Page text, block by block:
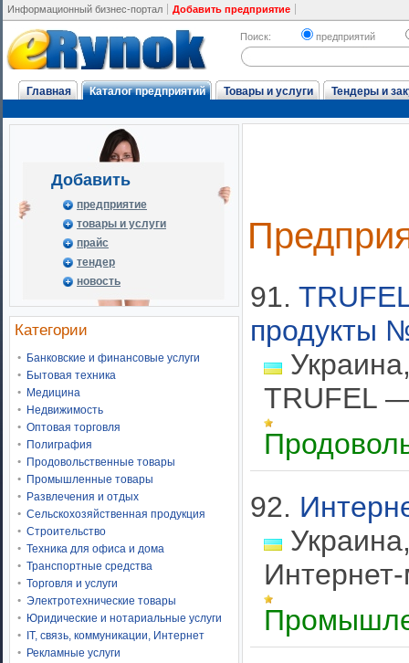
Информационный бизнес-портал Добавить предприятие
Поиск: предприятий
Главная Каталог предприятий Товары и услуги Тендеры и
Добавить
предприятие
товары и услуги
прайс
тендер
новость
Категории
Банковские и финансовые услуги
Бытовая техника
Медицина
Недвижимость
Оптовая торговля
Полиграфия
Продовольственные товары
Промышленные товары
Развлечения и отдых
Сельскохозяйственная продукция
Строительство
Техника для офиса и дома
Транспортные средства
Торговля и услуги
Электротехнические товары
Юридические и нотариальные услуги
IT, связь, коммуникации, Интернет
Рекламные услуги
91.
продукты
TRUFEL
92.